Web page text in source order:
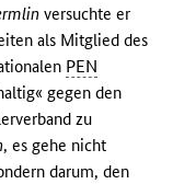
versuchte er
als Mitglied des
PEN
gegen den
zu
, es gehe nicht
darum, den